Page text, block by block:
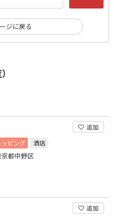
追加
ッピング
酒店
京都中野区
追加
ジに戻る